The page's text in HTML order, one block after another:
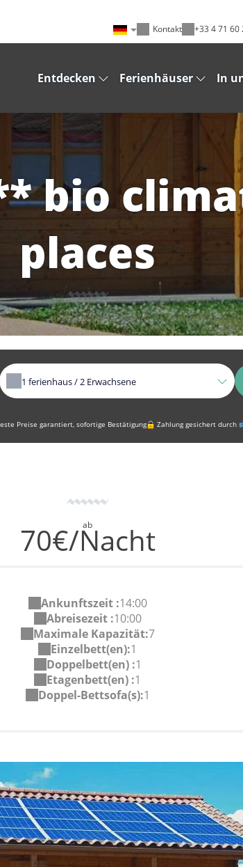
Kontakt +33 4 71 60
Entdecken Ferienhäuser In
bio
places
1 ferienhaus /2 Erwachsene
Preise garantiert, sofortige Bestätigung Zahlung gesichert durch
ab
70€/Nacht
Ankunftszeit :14:00
Abreisezeit :10:00
Maximale Kapazität:7
Einzelbett(en):1
Doppelbett(en) :1
Etagenbett(en) :1
Doppel-Bettsofa(s):1